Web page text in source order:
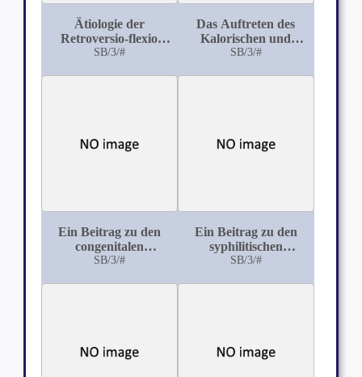
Ätiologie der
Retroversio-flexio
Uteri im Wochenbett
SB/3/#
Das Auftreten des
Kalorischen und
Drehnystagmus: Bei
SB/3/#
Ein Beitrag zu den
congenitalen
Entwicklungsfehlern
SB/3/#
Ein Beitrag zu den
syphilitischen
Psychosen
SB/3/#